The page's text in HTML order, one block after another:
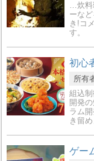
…炊料
ーな
き!コ
す。
初心
所有
組込制
開発
ラム
き留め
ゲー